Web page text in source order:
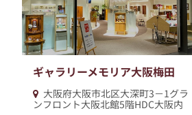
ギャラリーメモリア大阪梅田
大阪府大阪市北区大深町3－1グラ
ンフロント大阪北館5階HDC大阪内